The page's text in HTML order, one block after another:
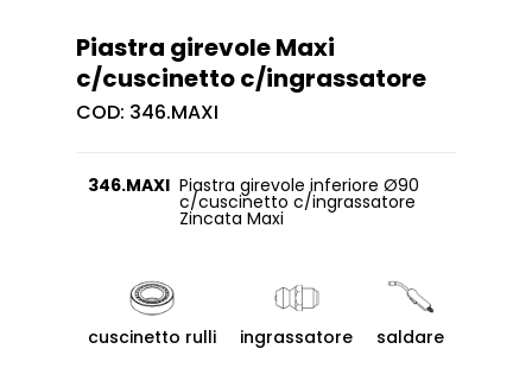
Piastra girevole Maxi
c/cuscinetto c/ingrassatore
COD: 346.MAXI
346.MAXI Piastra girevole inferiore Ø90
c/cuscinetto c/ingrassatore
Zincata Maxi
cuscinetto rulli ingrassatore saldare